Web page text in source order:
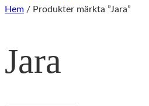
Hem / Produkter märkta ”Jara”
Jara